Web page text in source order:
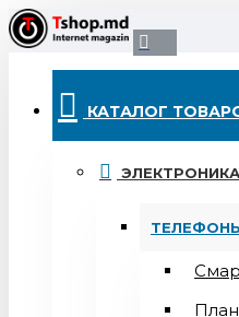
КАТАЛОГ
ЭЛЕКТРОНИКА